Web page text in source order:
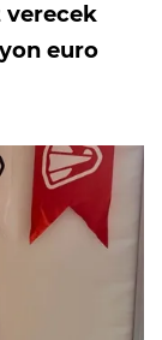
verecek
euro